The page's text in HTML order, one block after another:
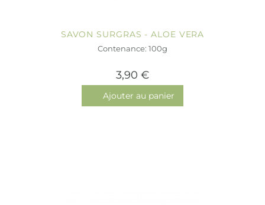
SAVON SURGRAS - ALOE VERA
Contenance: 100g
3,90 €
Ajouter au panier